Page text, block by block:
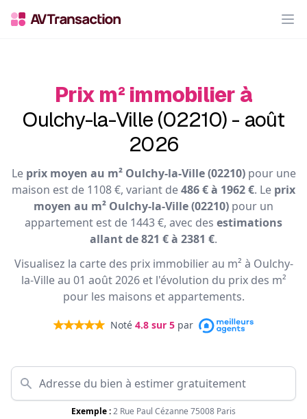
Prix m² immobilier à
Oulchy-la-Ville (02210) - août
2026
Le prix moyen au m² Oulchy-la-Ville (02210)pour une
maison est de 1108 €, variant de486 € à 1962 €. Le prix
moyen au m² Oulchy-la-Ville (02210) pour un
appartement est de 1443 €, avec des estimations
allant de 821 € à 2381 €.
Visualisez la carte des prix immobilier au m² à Oulchy-
la-Ville au 01 août 2026 et l'évolution du prix des m²
pour les maisons et appartements.
Noté 4.8 sur 5 par
Exemple :2 Rue Paul Cézanne 75008 Paris